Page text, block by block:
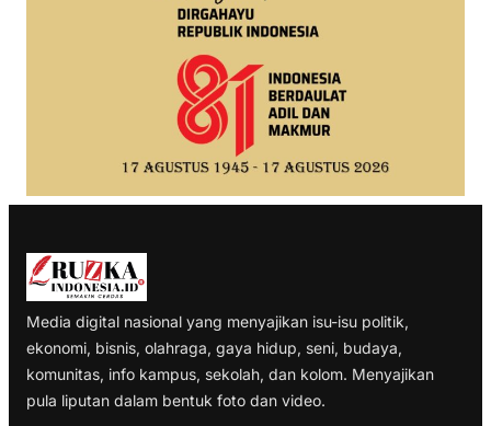
Media digital nasional yang menyajikan isu-isu politik,
ekonomi, bisnis, olahraga, gaya hidup, seni, budaya,
komunitas, info kampus, sekolah, dan kolom. Menyajikan
pula liputan dalam bentuk foto dan video.